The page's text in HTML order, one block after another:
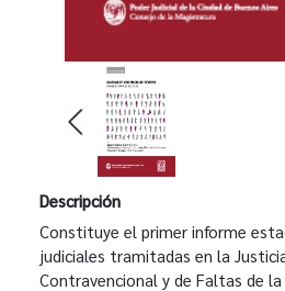
Descripción
Constituye el primer informe
judiciales tramitadas en la
Contravencional y de Faltas de